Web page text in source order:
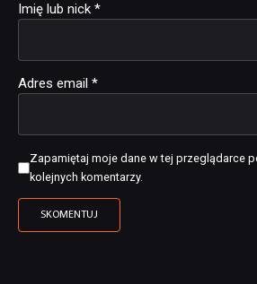
Imię lub nick *
Adres email *
Zapamiętaj moje dane w tej przeglądarce
kolejnych komentarzy.